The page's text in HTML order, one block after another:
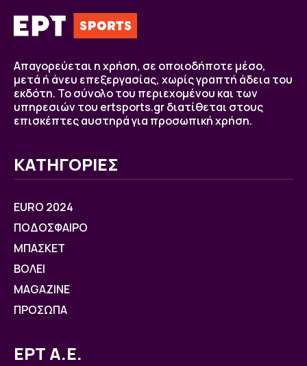
Απαγορεύεται η χρήση, σε οποιοδήποτε μέσο,
μετά ή άνευ επεξεργασίας, χωρίς γραπτή άδεια του
εκδότη. Το σύνολο του περιεχομένου και των
υπηρεσιών του ertsports.gr διατίθεται στους
επισκέπτες αυστηρά για προσωπική χρήση.
ΚΑΤΗΓΟΡΙΕΣ
EURO 2024
ΠΟΔΟΣΦΑΙΡΟ
ΜΠΑΣΚΕΤ
ΒOΛΕΙ
MAGAZINE
ΠΡΟΣΩΠΑ
ΕΡΤ Α.Ε.